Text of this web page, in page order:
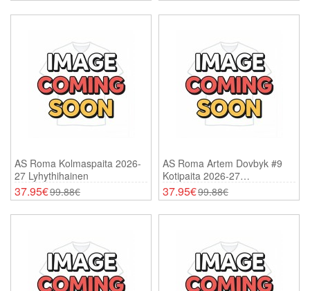
AS Roma Kolmaspaita 2026-
27 Lyhythihainen
37.95€99.88€
AS Roma Artem Dovbyk #9
Kotipaita 2026-27
Lyhythihainen
37.95€99.88€